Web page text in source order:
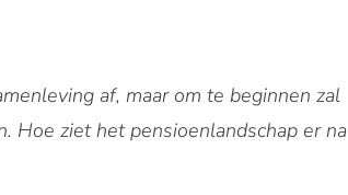
af, maar om te beginnen zal
Hoe ziet het pensioenlandschap er na